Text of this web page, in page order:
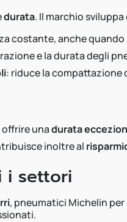
durata. Il marchio
costante, anche
e la durata degli
: riduce la
unadurata
inoltre al
i settori
, pneumatici Michelin